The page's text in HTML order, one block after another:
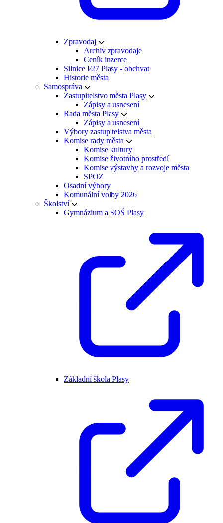
Zpravodaj
Archiv zpravodaje
Ceník inzerce
Silnice I⁄27 Plasy - obchvat
Historie města
Samospráva
Zastupitelstvo města Plasy
Zápisy a usnesení
Rada města Plasy
Zápisy a usnesení
Výbory zastupitelstva města
Komise rady města
Komise kultury
Komise životního prostředí
Komise výstavby a rozvoje města
SPOZ
Osadní výbory
Komunální volby 2026
Školství
Gymnázium a SOŠ Plasy
Základní škola Plasy